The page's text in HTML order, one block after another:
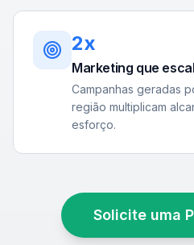
2x
Marketing que
Campanhas geradas
região multiplicam
esforço.
Solicite uma